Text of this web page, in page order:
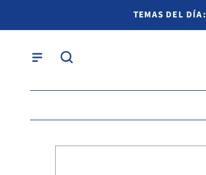
TEMAS DEL DÍA: